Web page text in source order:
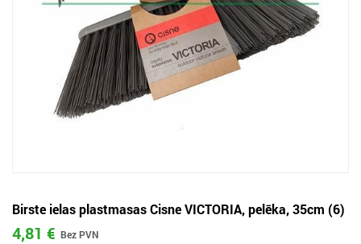
Birste ielas plastmasas Cisne VICTORIA, pelēka, 35cm (6)
4,81 €